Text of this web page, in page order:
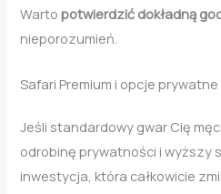
Wartopotwierdzić dokładną
nieporozumień.
Safari Premium i opcje
Jeśli standardowy gwar Cię
odrobinę prywatności i wyższy
inwestycja, która całkowicie